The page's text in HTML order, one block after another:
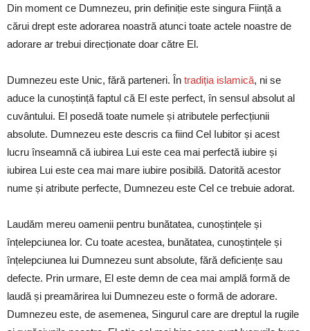
Din moment ce Dumnezeu, prin definiție este singura Ființă a
cărui drept este adorarea noastră atunci toate actele noastre de
adorare ar trebui direcționate doar către El.
Dumnezeu este Unic, fără parteneri. În tradiția islamică, ni se
aduce la cunoștință faptul că El este perfect, în sensul absolut al
cuvântului. El posedă toate numele și atributele perfecțiunii
absolute. Dumnezeu este descris ca fiind Cel Iubitor și acest
lucru înseamnă că iubirea Lui este cea mai perfectă iubire și
iubirea Lui este cea mai mare iubire posibilă. Datorită acestor
nume și atribute perfecte, Dumnezeu este Cel ce trebuie adorat.
Laudăm mereu oamenii pentru bunătatea, cunoștințele și
înțelepciunea lor. Cu toate acestea, bunătatea, cunoștințele și
înțelepciunea lui Dumnezeu sunt absolute, fără deficiențe sau
defecte. Prin urmare, El este demn de cea mai amplă formă de
laudă și preamărirea lui Dumnezeu este o formă de adorare.
Dumnezeu este, de asemenea, Singurul care are dreptul la rugile